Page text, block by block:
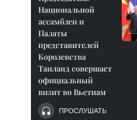
Национальной
ассамблеи и
Палаты
представителей
Королевства
Таиланд совершает
официальный
визит во Вьетнам
ПРОСЛУШАТЬ